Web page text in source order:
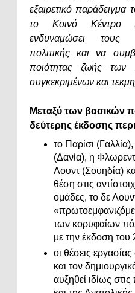
εξαιρετικό
το Κοινό Κέντρο
ενδυναμώσει τους
πολιτικής και να
ποιότητας ζωής
συγκεκριμένων και
Μεταξύ των βασικών
δεύτερης έκδοσης
το Παρίσι
(Δανία), η
Λουντ (Σουηδία)
θέση στις
ομάδες, το δε
των κορυφαίων
με την έκδοση του
οι θέσεις εργασίας
και τον
αυξηθεί ιδίως